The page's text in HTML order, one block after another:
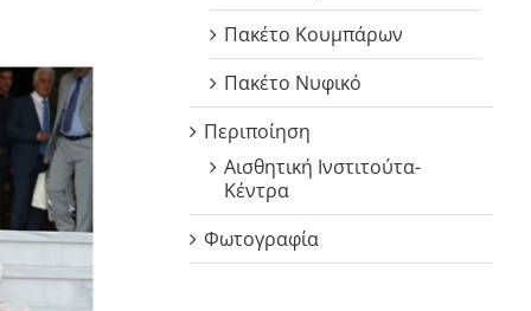
Πακέτο Κουμπάρων
Πακέτο Νυφικό
Περιποίηση
Αισθητική Ινστιτούτα-
Κέντρα
Φωτογραφία